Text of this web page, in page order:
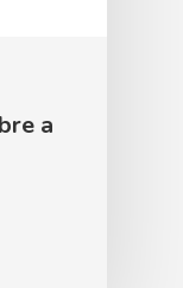
a